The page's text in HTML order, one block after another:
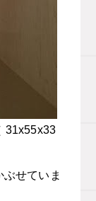
31x55x33
ぶせていま